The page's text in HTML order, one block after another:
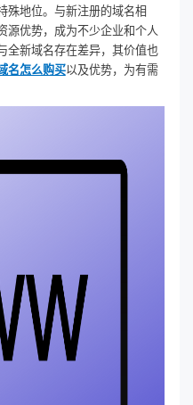
殊地位。与新注册的域名相
源优势，成为不少企业和个人
全新域名存在差异，其价值也
名怎么购买以及优势，为有需